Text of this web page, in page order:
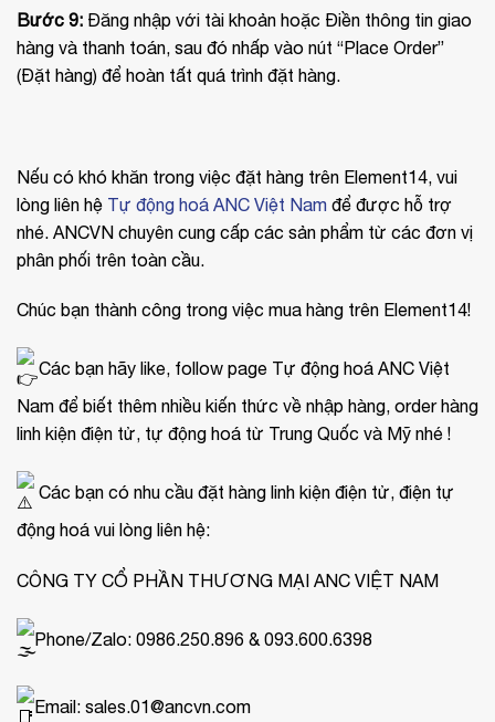
Bước 9: Đăng nhập với tài khoản hoặc Điền thông tin giao
hàng và thanh toán, sau đó nhấp vào nút “Place Order”
(Đặt hàng) để hoàn tất quá trình đặt hàng.
Nếu có khó khăn trong việc đặt hàng trên Element14, vui
lòng liên hệ Tự động hoá ANC Việt Nam để được hỗ trợ
nhé. ANCVN chuyên cung cấp các sản phẩm từ các đơn vị
phân phối trên toàn cầu.
Chúc bạn thành công trong việc mua hàng trên Element14!
Các bạn hãy like, follow page Tự động hoá ANC Việt
Nam để biết thêm nhiều kiến thức về nhập hàng, order hàng
linh kiện điện tử, tự động hoá từ Trung Quốc và Mỹ nhé !
Các bạn có nhu cầu đặt hàng linh kiện điện tử, điện tự
động hoá vui lòng liên hệ:
CÔNG TY CỔ PHẦN THƯƠNG MẠI ANC VIỆT NAM
Phone/Zalo: 0986.250.896 & 093.600.6398
Email: sales.01@ancvn.com